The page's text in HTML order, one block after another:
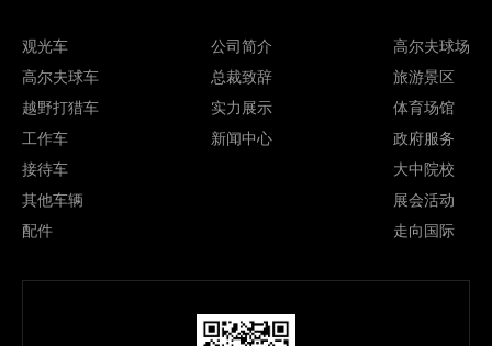
观光车
高尔夫球车
越野打猎车
工作车
接待车
其他车辆
配件
公司简介
总裁致辞
实力展示
新闻中心
高尔夫球场
旅游景区
体育场馆
政府服务
大中院校
展会活动
走向国际